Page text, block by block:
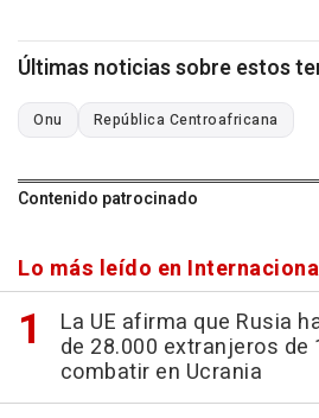
Últimas noticias sobre estos
Onu República Centroafricana
Contenido patrocinado
Lo más leído en
La UE afirma que Rusia
de 28.000 extranjeros de
combatir en Ucrania